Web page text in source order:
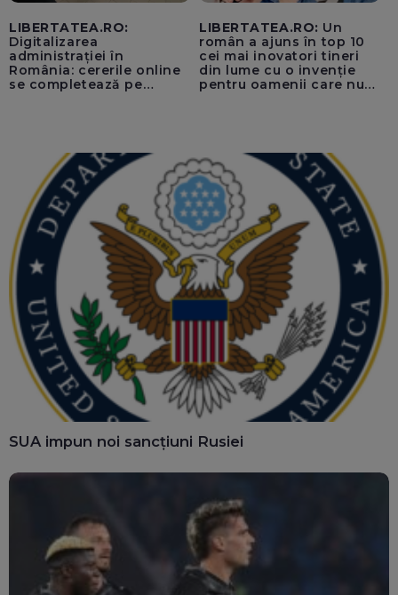
LIBERTATEA.RO:
Digitalizarea
administrației în
România: cererile online
se completează pe
LIBERTATEA.RO: Un
român a ajuns în top 10
cei mai inovatori tineri
din lume cu o invenție
pentru oamenii care nu
SUA impun noi sancțiuni Rusiei